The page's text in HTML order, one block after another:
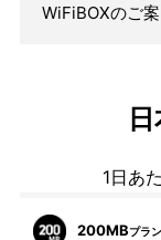
WiFiBOXのご
1日あ
200MBプラン